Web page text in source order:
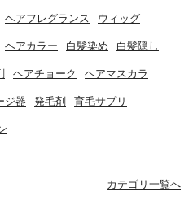
ヘアフレグランス ウィッグ
ヘアカラー 白髪染め 白髪隠し
ヘアチョーク ヘアマスカラ
ジ器 発毛剤 育毛サプリ
カテゴリ一覧へ